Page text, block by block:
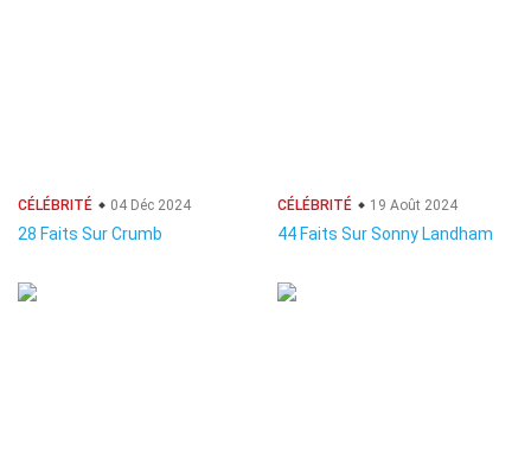
CÉLÉBRITÉ 04 Déc 2024
28 Faits Sur Crumb
CÉLÉBRITÉ 19 Août 2024
44 Faits Sur Sonny Landham